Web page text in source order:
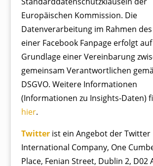
Europäischen Kommission. Die
Datenverarbeitung im Rahmen des
einer Facebook Fanpage erfolgt auf
Grundlage einer Vereinbarung
gemeinsam Verantwortlichen
DSGVO. Weitere Informationen
(Informationen zu Insights-Daten)
hier.
Twitter ist ein Angebot der Twitter
International Company, One
Place, Fenian Street, Dublin 2, D02